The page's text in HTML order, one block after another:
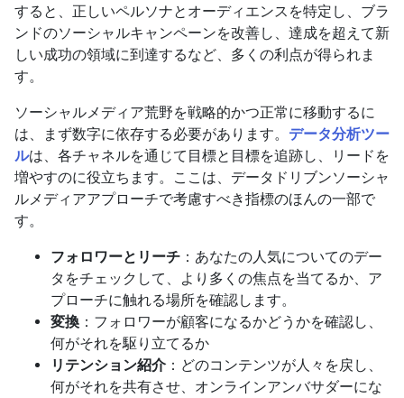
すると、正しいペルソナとオーディエンスを特定し、ブラ
ンドのソーシャルキャンペーンを改善し、達成を超えて新
しい成功の領域に到達するなど、多くの利点が得られま
す。
ソーシャルメディア荒野を戦略的かつ正常に移動するに
は、まず数字に依存する必要があります。 データ分析ツー
ルは、各チャネルを通じて目標と目標を追跡し、リードを
増やすのに役立ちます。ここは、データドリブンソーシャ
ルメディアアプローチで考慮すべき指標のほんの一部で
す。
フォロワーとリーチ ：あなたの人気についてのデー
タをチェックして、より多くの焦点を当てるか、ア
プローチに触れる場所を確認します。
変換 ：フォロワーが顧客になるかどうかを確認し、
何がそれを駆り立てるか
リテンション紹介：どのコンテンツが人々を戻し、
何がそれを共有させ、オンラインアンバサダーにな